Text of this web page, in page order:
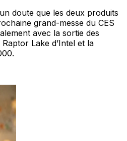
doute que les deux produits
grand-messe du CES
avec la sortie des
Lake d’Intel et la